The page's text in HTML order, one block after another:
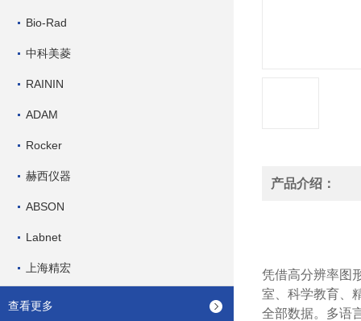
Bio-Rad
中科美菱
RAININ
ADAM
Rocker
赫西仪器
ABSON
Labnet
上海精宏
查看更多
产品介绍：
凭借高分辨率图
室、科学教育、
全部数据。多语